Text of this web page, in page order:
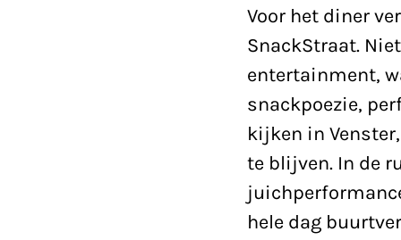
Voor het diner
SnackStraat.
entertainment,
snackpoezie,
kijken in
te blijven. In de
hele dag